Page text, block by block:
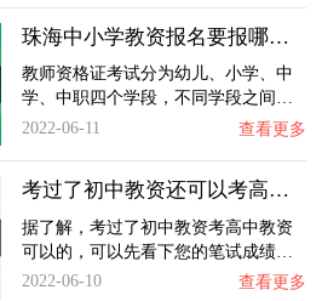
珠海中小学教资报名要报哪几科？
教师资格证考试分为幼儿、小学、中
学、中职四个学段，不同学段之间…
2022-06-11
查看更多
考过了初中教资还可以考高中教资吗？
据了解，考过了初中教资考高中教资
可以的，可以先看下您的笔试成绩…
2022-06-10
查看更多